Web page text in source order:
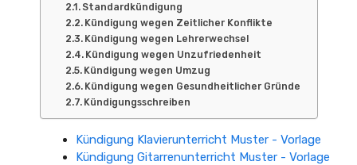
Standardkündigung
Kündigung wegen Zeitlicher Konflikte
Kündigung wegen Lehrerwechsel
Kündigung wegen Unzufriedenheit
Kündigung wegen Umzug
Kündigung wegen Gesundheitlicher Gründe
Kündigungsschreiben
Kündigung Klavierunterricht Muster - Vorlage
Kündigung Gitarrenunterricht Muster - Vorlage